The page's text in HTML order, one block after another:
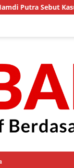
Putra Sebut Kasus